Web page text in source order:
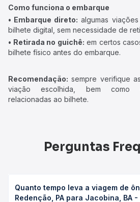
Como funciona o embarque
• Embarque direto: algumas
bilhete digital, sem necessidade de
• Retirada no guichê: em certos
bilhete físico antes do embarque.
Recomendação: sempre verifique
viação escolhida, bem como
relacionadas ao bilhete.
Perguntas
Quanto tempo leva a viagem de
Redenção, PA para Jacobina, BA -